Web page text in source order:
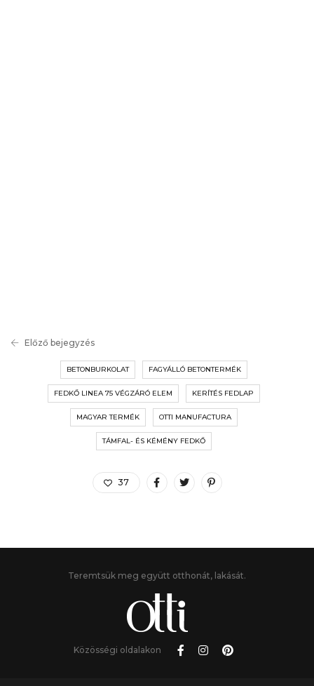
Előző bejegyzés
BETONBURKOLAT FAGYÁLLÓ BETONTERMÉK
FEDKŐ LINEA 75 VÉGZÁRÓ ELEM KERÍTÉS FEDLAP
MAGYAR TERMÉK OTTI MANUFACTURA
TÁMFAL- ÉS KÉMÉNY FEDKŐ
37
Teremtsük meg együtt otthonát, lakását.
Közösségi oldalakon